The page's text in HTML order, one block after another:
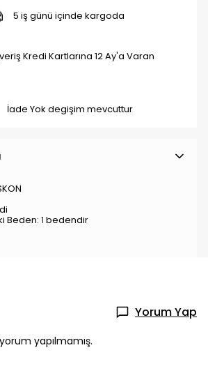
5 iş günü içinde kargoda
Kredi Kartlarına 12 Ay'a Varan
İade Yok degişim mevcuttur
Beden: 1 bedendir
Yorum Yap
yapılmamış.